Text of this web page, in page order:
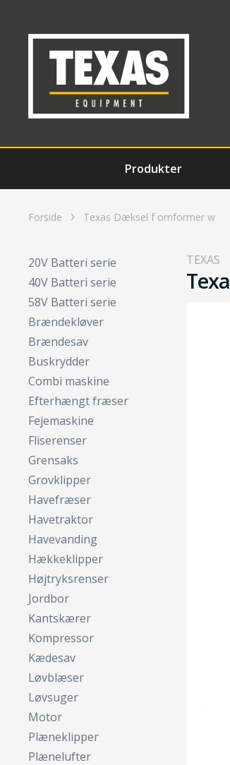
Produkter
Forside Texas Dæksel f omformer w
20V Batteri serie
40V Batteri serie
58V Batteri serie
Brændekløver
Brændesav
Buskrydder
Combi maskine
Efterhængt fræser
Fejemaskine
Fliserenser
Grensaks
Grovklipper
Havefræser
Havetraktor
Havevanding
Hækkeklipper
Højtryksrenser
Jordbor
Kantskærer
Kompressor
Kædesav
Løvblæser
Løvsuger
Motor
Plæneklipper
Plænelufter
TEXAS